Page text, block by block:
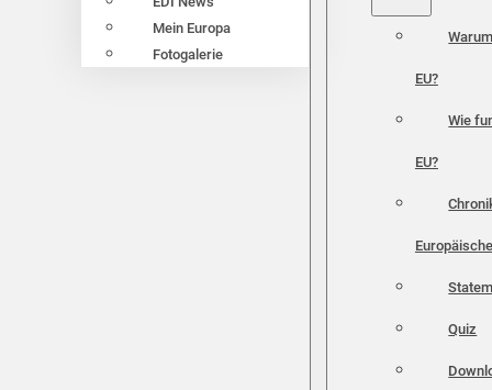
Mein Europa
Fotogalerie
EU?
Wie
EU?
Quiz